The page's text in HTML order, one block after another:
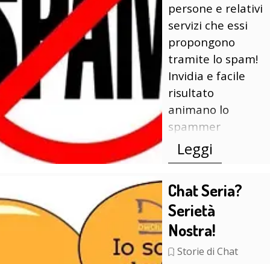
persone e relativi
servizi che essi
propongono
tramite lo spam!
Invidia e facile
risultato
animano lo
spammer
Leggi
Chat Seria?
Serietà
Nostra!
Storie di Chat